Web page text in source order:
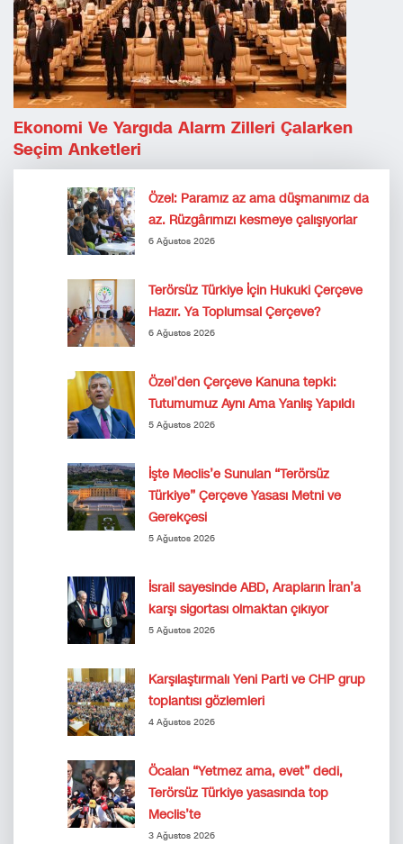
Ekonomi Ve Yargıda Alarm Zilleri Çalarken
Seçim Anketleri
Özel: Paramız az ama düşmanımız da
az. Rüzgârımızı kesmeye çalışıyorlar
6 Ağustos 2026
Terörsüz Türkiye İçin Hukuki Çerçeve
Hazır. Ya Toplumsal Çerçeve?
6 Ağustos 2026
Özel’den Çerçeve Kanuna tepki:
Tutumumuz Aynı Ama Yanlış Yapıldı
5 Ağustos 2026
İşte Meclis’e Sunulan “Terörsüz
Türkiye” Çerçeve Yasası Metni ve
Gerekçesi
5 Ağustos 2026
İsrail sayesinde ABD, Arapların İran’a
karşı sigortası olmaktan çıkıyor
5 Ağustos 2026
Karşılaştırmalı Yeni Parti ve CHP grup
toplantısı gözlemleri
4 Ağustos 2026
Öcalan “Yetmez ama, evet” dedi,
Terörsüz Türkiye yasasında top
Meclis’te
3 Ağustos 2026